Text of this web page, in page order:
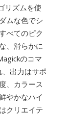
リズムを使
ムな色でシ
べてのピク
、滑らかに
のコマ
出力はサポ
、カラース
やかなハイ
クリエイテ